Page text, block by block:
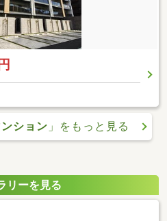
ション 」をもっと見る
リーを見る